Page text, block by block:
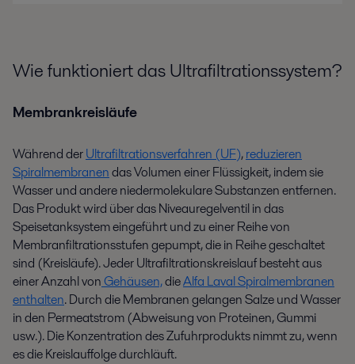
Wie funktioniert das Ultrafiltrationssystem?
Membrankreisläufe
Während derUltrafiltrationsverfahren (UF),reduzieren
Spiralmembranendas Volumen einer Flüssigkeit, indem sie
Wasser und andere niedermolekulare Substanzen entfernen.
Das Produkt wird über das Niveauregelventil in das
Speisetanksystem eingeführt und zu einer Reihe von
Membranfiltrationsstufen gepumpt, die in Reihe geschaltet
sind (Kreisläufe). Jeder Ultrafiltrationskreislauf besteht aus
einer Anzahl von Gehäusen,dieAlfa Laval Spiralmembranen
enthalten. Durch die Membranen gelangen Salze und Wasser
in den Permeatstrom (Abweisung von Proteinen, Gummi
usw.). Die Konzentration des Zufuhrprodukts nimmt zu, wenn
es die Kreislauffolge durchläuft.